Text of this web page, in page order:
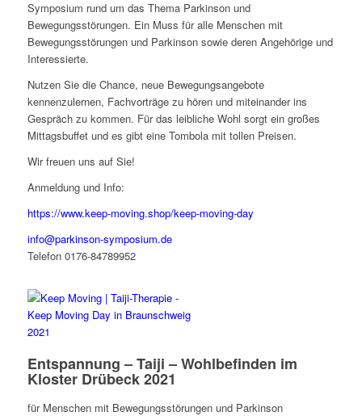
Symposium rund um das Thema Parkinson und
Bewegungsstörungen. Ein Muss für alle Menschen mit
Bewegungsstörungen und Parkinson sowie deren Angehörige und
Interessierte.
Nutzen Sie die Chance, neue Bewegungsangebote
kennenzulernen, Fachvorträge zu hören und miteinander ins
Gespräch zu kommen. Für das leibliche Wohl sorgt ein großes
Mittagsbuffet und es gibt eine Tombola mit tollen Preisen.
Wir freuen uns auf Sie!
Anmeldung und Info:
https://www.keep-moving.shop/keep-moving-day
info@parkinson-symposium.de
Telefon 0176-84789952
Entspannung – Taiji – Wohlbefinden im
Kloster Drübeck 2021
für Menschen mit Bewegungsstörungen und Parkinson